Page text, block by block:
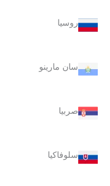
روسيا
سان مارينو
صربيا
سلوفاكيا